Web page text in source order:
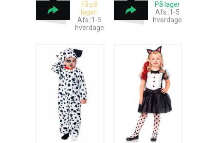
Få på
lager!
Afs.:1-5
hverdage
På lager
Afs.:1-5
hverdage